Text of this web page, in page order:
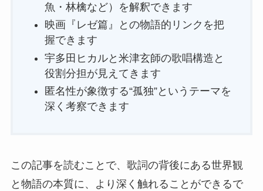
魚・林檎など）を解釈できます
映画『レゼ篇』との物語的リンクを把
握できます
宇多田ヒカルと米津玄師の歌唱構造と
役割分担が見えてきます
匿名性が象徴する“孤独”というテーマを
深く考察できます
この記事を読むことで、歌詞の背後にある世界観
と物語の本質に、より深く触れることができるで